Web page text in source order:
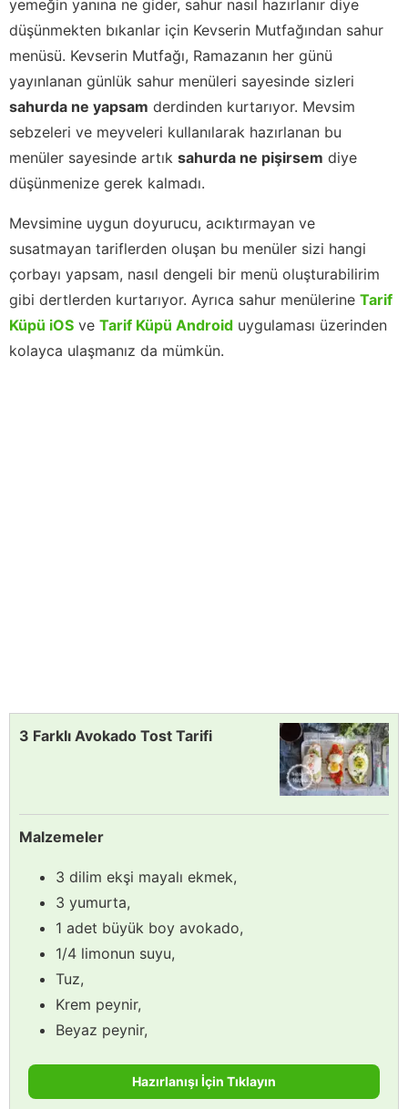
yemeğin yanına ne gider, sahur nasıl hazırlanır diye
düşünmekten bıkanlar için Kevserin Mutfağından sahur
menüsü. Kevserin Mutfağı, Ramazanın her günü
yayınlanan günlük sahur menüleri sayesinde sizleri
sahurda ne yapsam derdinden kurtarıyor. Mevsim
sebzeleri ve meyveleri kullanılarak hazırlanan bu
menüler sayesinde artık sahurda ne pişirsem diye
düşünmenize gerek kalmadı.
Mevsimine uygun doyurucu, acıktırmayan ve
susatmayan tariflerden oluşan bu menüler sizi hangi
çorbayı yapsam, nasıl dengeli bir menü oluşturabilirim
gibi dertlerden kurtarıyor. Ayrıca sahur menülerine Tarif
Küpü iOS ve Tarif Küpü Android uygulaması üzerinden
kolayca ulaşmanız da mümkün.
3 Farklı Avokado Tost Tarifi
Malzemeler
3 dilim ekşi mayalı ekmek,
3 yumurta,
1 adet büyük boy avokado,
1/4 limonun suyu,
Tuz,
Krem peynir,
Beyaz peynir,
Hazırlanışı İçin Tıklayın